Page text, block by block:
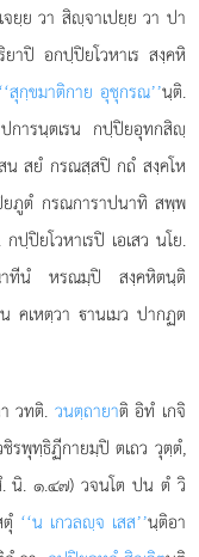
ย วา สิฺจาเปยฺย วา ปา
าปิ อกปฺปิยโวหาเร สงฺคหิ
‘‘สุกฺขมาติกาย อุชุกรณ’’นฺติ.
ารนฺตเรน กปฺปิยอุทกสิฺ
น สยํ กรณสฺสปิ กถํ สงฺคโห
ภูตํ กรณการาปนาทิ สพฺพ
ปิยโวหาเรปิ เอเสว นโย.
นํ หรณมฺปิ สงฺคหิตนฺติ
คเหตฺวา านเมว ปากฏต
วทติ. วนตฺถายาติ อิทํ เกจิ
รพุทฺธิฏีกายมฺปิ ตเถว วุตฺตํ,
สํ. นิ. ๑.๔๗) วจนโต ปน ตํ วิ
‘‘น เกวลฺจ เสส’’นฺติอา